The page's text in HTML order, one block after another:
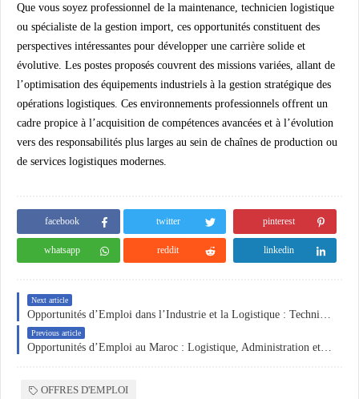
Que vous soyez professionnel de la maintenance, technicien logistique
ou spécialiste de la gestion import, ces opportunités constituent des
perspectives intéressantes pour développer une carrière solide et
évolutive. Les postes proposés couvrent des missions variées, allant de
l’optimisation des équipements industriels à la gestion stratégique des
opérations logistiques. Ces environnements professionnels offrent un
cadre propice à l’acquisition de compétences avancées et à l’évolution
vers des responsabilités plus larges au sein de chaînes de production ou
de services logistiques modernes.
facebook twitter pinterest
whatsapp reddit linkedin
Next article
Previous article
OFFRES D'EMPLOI